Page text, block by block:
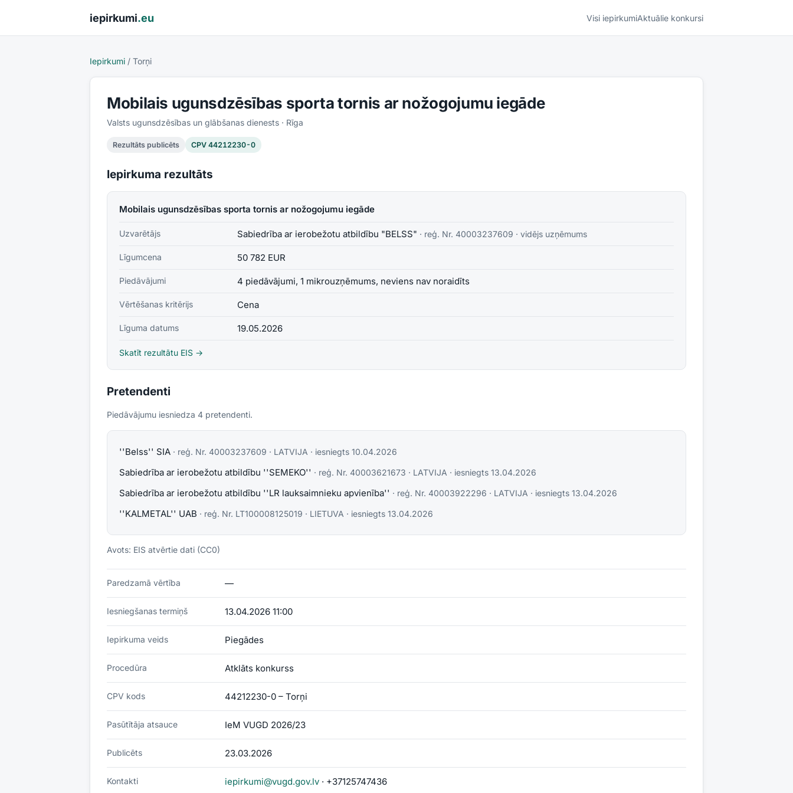
iepirkumi.eu Visi iepirkumiAktuālie konkursi
Iepirkumi / Torņi
Mobilais ugunsdzēsības sporta tornis ar nožogojumu iegāde
Valsts ugunsdzēsības un glābšanas dienests · Rīga
Rezultāts publicēts CPV 44212230-0
Iepirkuma rezultāts
Mobilais ugunsdzēsības sporta tornis ar nožogojumu iegāde
Uzvarētājs Sabiedrība ar ierobežotu atbildību "BELSS" · reģ. Nr. 40003237609 · vidējs uzņēmums
Līgumcena 50 782 EUR
Piedāvājumi 4 piedāvājumi, 1 mikrouzņēmums, neviens nav noraidīts
Vērtēšanas kritērijs Cena
Līguma datums 19.05.2026
Skatīt rezultātu EIS →
Pretendenti
Piedāvājumu iesniedza 4 pretendenti.
''Belss'' SIA · reģ. Nr. 40003237609 · LATVIJA · iesniegts 10.04.2026
Sabiedrība ar ierobežotu atbildību ''SEMEKO'' · reģ. Nr. 40003621673 · LATVIJA · iesniegts 13.04.2026
Sabiedrība ar ierobežotu atbildību ''LR lauksaimnieku apvienība'' · reģ. Nr. 40003922296 · LATVIJA · iesniegts 13.04.2026
''KALMETAL'' UAB · reģ. Nr. LT100008125019 · LIETUVA · iesniegts 13.04.2026
Avots: EIS atvērtie dati (CC0)
Paredzamā vērtība —
Iesniegšanas termiņš 13.04.2026 11:00
Iepirkuma veids Piegādes
Procedūra Atklāts konkurss
CPV kods 44212230-0 – Torņi
Pasūtītāja atsauce IeM VUGD 2026/23
Publicēts 23.03.2026
Kontakti iepirkumi@vugd.gov.lv · +37125747436